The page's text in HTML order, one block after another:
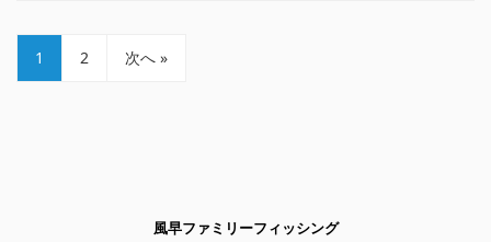
1 2 次へ »
風早ファミリーフィッシング